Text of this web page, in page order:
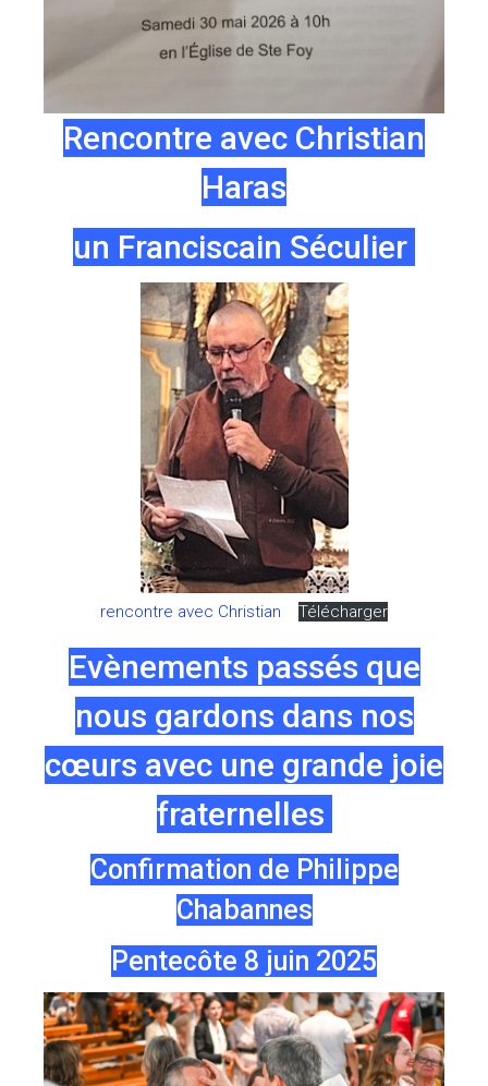
Rencontre avec Christian
Haras
un Franciscain Séculier
rencontre avec Christian Télécharger
Evènements passés que
nous gardons dans nos
cœurs avec une grande joie
fraternelles
Confirmation de Philippe
Chabannes
Pentecôte 8 juin 2025